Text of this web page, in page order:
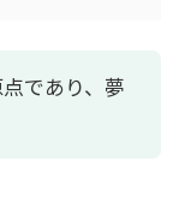
であり、夢